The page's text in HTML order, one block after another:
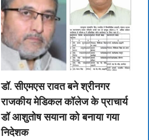
डॉ. सीएमएस रावत बने श्रीनगर
राजकीय मेडिकल कॉलेज के प्राचार्य
डॉ आशुतोष सयाना को बनाया गया
निदेशक